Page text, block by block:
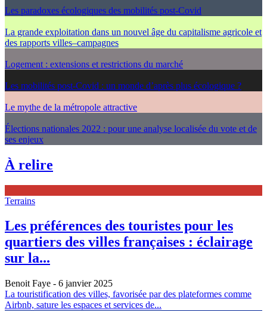
Les paradoxes écologiques des mobilités post-Covid
La grande exploitation dans un nouvel âge du capitalisme agricole et
des rapports villes–campagnes
Logement : extensions et restrictions du marché
Les mobilités post-Covid : un monde d’après plus écologique ?
Le mythe de la métropole attractive
Élections nationales 2022 : pour une analyse localisée du vote et de
ses enjeux
À relire
Terrains
Les préférences des touristes pour les
quartiers des villes françaises : éclairage
sur la...
Benoit Faye - 6 janvier 2025
La touristification des villes, favorisée par des plateformes comme
Airbnb, sature les espaces et services de...